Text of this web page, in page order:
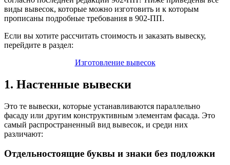
виды вывесок, которые можно изготовить и к которым
прописаны подробные требования в 902-ПП.
Если вы хотите рассчитать стоимость и заказать вывеску,
перейдите в раздел:
Изготовление вывесок
1. Настенные вывески
Это те вывески, которые устанавливаются параллельно
фасаду или другим конструктивным элементам фасада. Это
самый распространенный вид вывесок, и среди них
различают:
Отдельностоящие буквы и знаки без подложки